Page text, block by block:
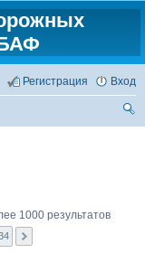
Вход
Регистрация
1000 результатов